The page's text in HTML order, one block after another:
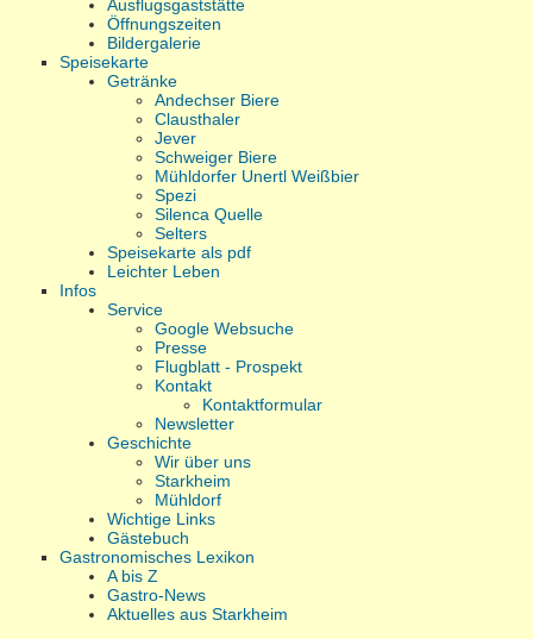
Ausflugsgaststätte
Öffnungszeiten
Bildergalerie
Speisekarte
Getränke
Andechser Biere
Clausthaler
Jever
Schweiger Biere
Mühldorfer Unertl Weißbier
Spezi
Silenca Quelle
Selters
Speisekarte als pdf
Leichter Leben
Infos
Service
Google Websuche
Presse
Flugblatt - Prospekt
Kontakt
Kontaktformular
Newsletter
Geschichte
Wir über uns
Starkheim
Mühldorf
Wichtige Links
Gästebuch
Gastronomisches Lexikon
A bis Z
Gastro-News
Aktuelles aus Starkheim